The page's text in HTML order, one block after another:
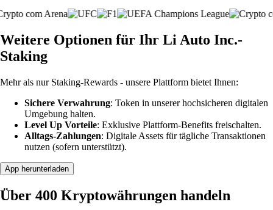
Weitere Optionen für Ihr Li Auto Inc.-
Staking
Mehr als nur Staking-Rewards - unsere Plattform bietet Ihnen:
Sichere Verwahrung: Token in unserer hochsicheren digitalen
Umgebung halten.
Level Up Vorteile: Exklusive Plattform-Benefits freischalten.
Alltags-Zahlungen: Digitale Assets für tägliche Transaktionen
nutzen (sofern unterstützt).
App herunterladen
Über 400 Kryptowährungen handeln